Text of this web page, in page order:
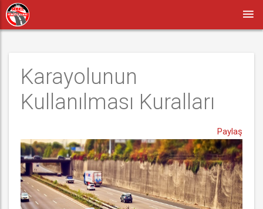
Karayolunun
Kullanılması Kuralları
Paylaş